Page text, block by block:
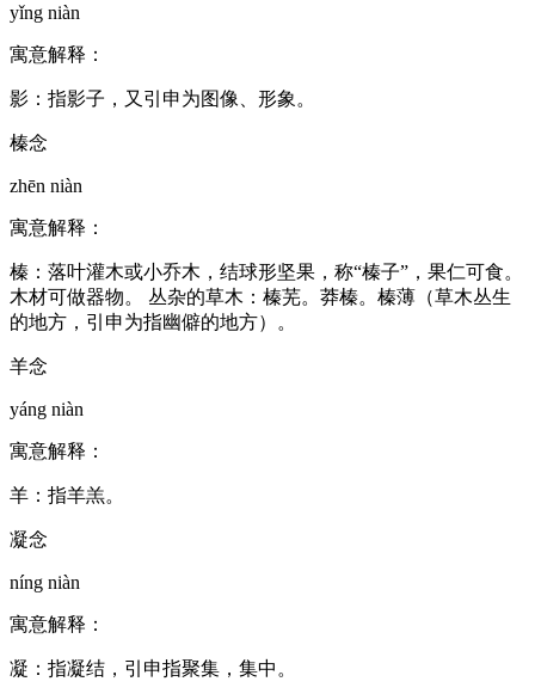
yǐng niàn
寓意解释：
影：指影子，又引申为图像、形象。
榛念
zhēn niàn
寓意解释：
榛：落叶灌木或小乔木，结球形坚果，称“榛子”，果仁可食。
木材可做器物。 丛杂的草木：榛芜。莽榛。榛薄（草木丛生
的地方，引申为指幽僻的地方）。
羊念
yáng niàn
寓意解释：
羊：指羊羔。
凝念
níng niàn
寓意解释：
凝：指凝结，引申指聚集，集中。